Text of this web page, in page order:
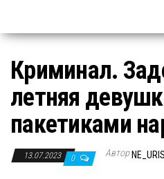
Криминал.
летняя
пакетиками
13.07.2023 0 Автор